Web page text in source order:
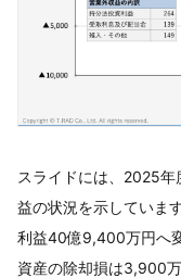
スライドには、2025
益の状況を示していま
利益40億9,400万円へ
資産の除却損は3,900